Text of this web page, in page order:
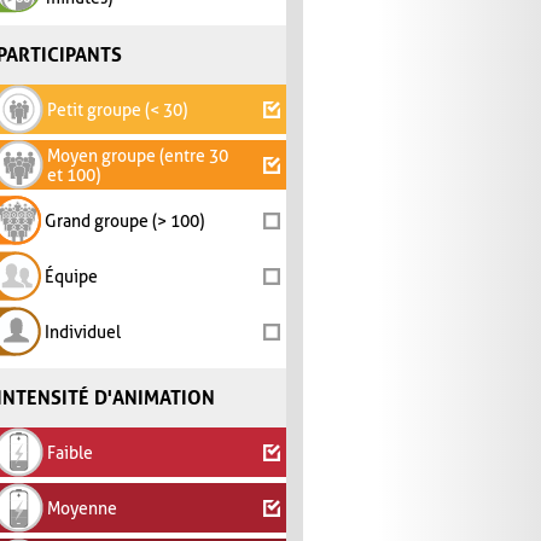
Petit groupe (< 30)
Moyen groupe (entre 30
et 100)
Grand groupe (> 100)
Équipe
Individuel
D'ANIMATION
Faible
Moyenne